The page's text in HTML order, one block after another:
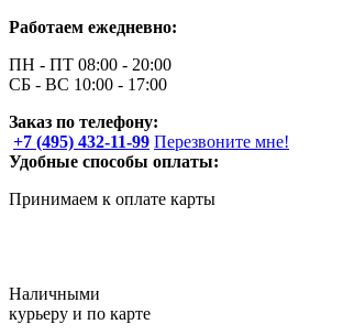
Работаем ежедневно:
ПН - ПТ 08:00 - 20:00
СБ - ВС 10:00 - 17:00
Заказ по телефону:
+7 (495) 432-11-99 Перезвоните мне!
Удобные способы оплаты:
Принимаем к оплате карты
Наличными
курьеру и по карте